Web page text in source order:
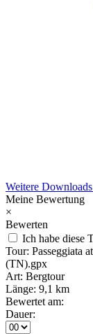
Weitere Downloads
Meine Bewertung
×
Bewerten
Ich habe diese
Tour: Passeggiata
(TN).gpx
Art: Bergtour
Länge: 9,1 km
Bewertet am:
Dauer: